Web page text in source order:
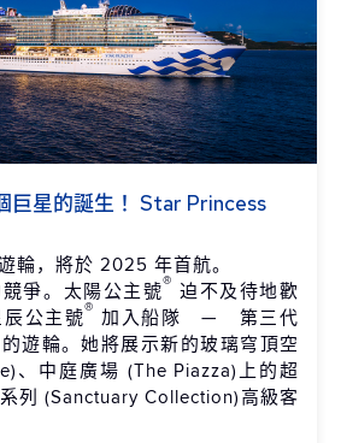
巨星的誕生！ Star Princess
輪，將於 2025 年首航。
爭。太陽公主號® 迫不及待地歡
公主號® 加入船隊 — 第三代
遊輪。她將展示新的玻璃穹頂空
、中庭廣場 (The Piazza)上的超
列 (Sanctuary Collection)高級客